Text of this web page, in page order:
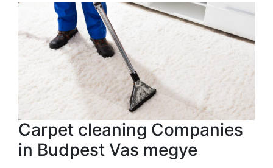
Carpet cleaning Companies
in Budpest Vas megye